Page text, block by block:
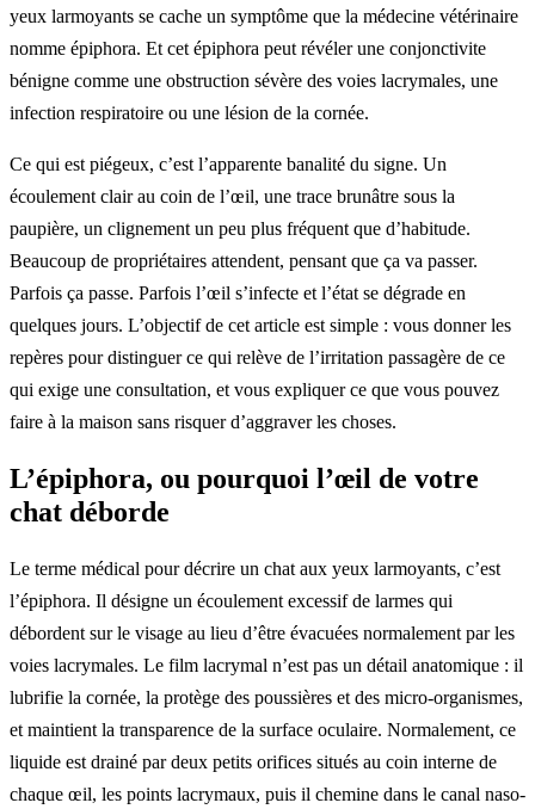
yeux larmoyants se cache un symptôme que la médecine vétérinaire
nomme épiphora. Et cet épiphora peut révéler une conjonctivite
bénigne comme une obstruction sévère des voies lacrymales, une
infection respiratoire ou une lésion de la cornée.
Ce qui est piégeux, c’est l’apparente banalité du signe. Un
écoulement clair au coin de l’œil, une trace brunâtre sous la
paupière, un clignement un peu plus fréquent que d’habitude.
Beaucoup de propriétaires attendent, pensant que ça va passer.
Parfois ça passe. Parfois l’œil s’infecte et l’état se dégrade en
quelques jours. L’objectif de cet article est simple : vous donner les
repères pour distinguer ce qui relève de l’irritation passagère de ce
qui exige une consultation, et vous expliquer ce que vous pouvez
faire à la maison sans risquer d’aggraver les choses.
L’épiphora, ou pourquoi l’œil de votre
chat déborde
Le terme médical pour décrire un chat aux yeux larmoyants, c’est
l’épiphora. Il désigne un écoulement excessif de larmes qui
débordent sur le visage au lieu d’être évacuées normalement par les
voies lacrymales. Le film lacrymal n’est pas un détail anatomique : il
lubrifie la cornée, la protège des poussières et des micro-organismes,
et maintient la transparence de la surface oculaire. Normalement, ce
liquide est drainé par deux petits orifices situés au coin interne de
chaque œil, les points lacrymaux, puis il chemine dans le canal naso-